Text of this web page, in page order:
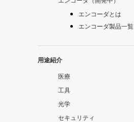
エンコーダとは
エンコーダ製品一覧
用途紹介
医療
工具
光学
セキュリティ